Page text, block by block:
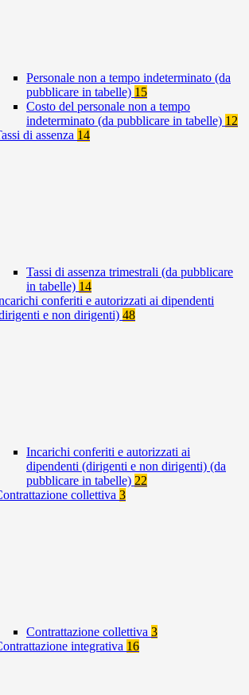
Personale non a tempo indeterminato (da
pubblicare in tabelle) 15
Costo del personale non a tempo
indeterminato (da pubblicare in tabelle) 12
di assenza 14
Tassi di assenza trimestrali (da pubblicare
in tabelle) 14
conferiti e autorizzati ai dipendenti
e non dirigenti) 48
Incarichi conferiti e autorizzati ai
dipendenti (dirigenti e non dirigenti) (da
pubblicare in tabelle) 22
collettiva 3
Contrattazione collettiva 3
integrativa 16